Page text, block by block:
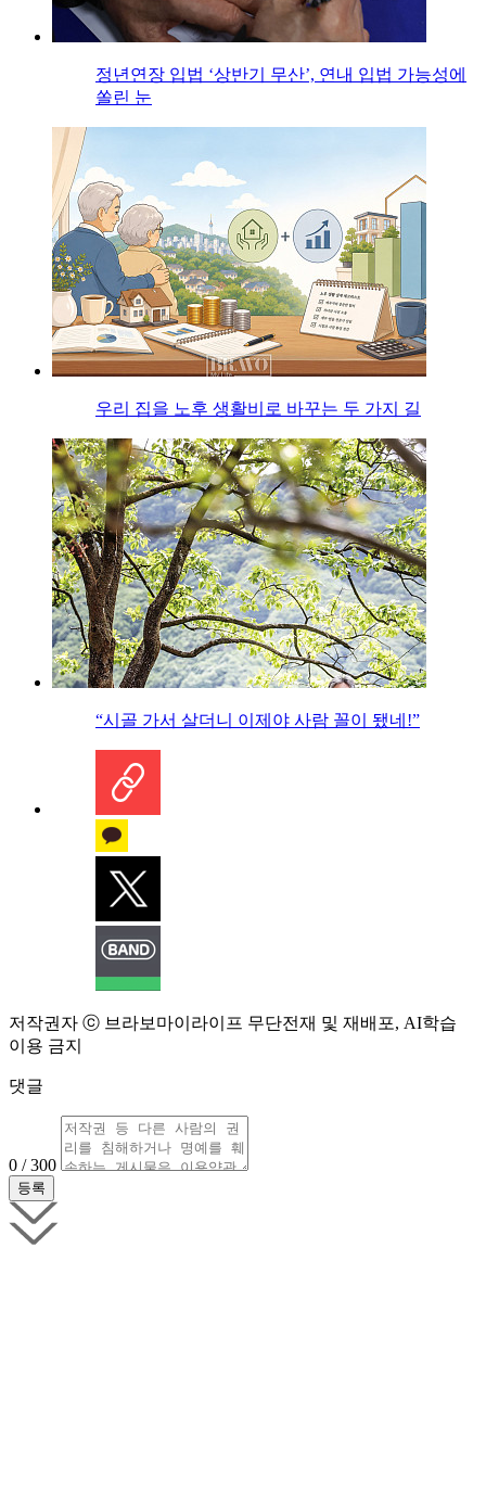
정년연장 입법 ‘상반기 무산’, 연내 입법 가능성에
쏠린 눈
우리 집을 노후 생활비로 바꾸는 두 가지 길
“시골 가서 살더니 이제야 사람 꼴이 됐네!”
저작권자 ⓒ 브라보마이라이프 무단전재 및 재배포, AI학습
이용 금지
댓글
0 / 300